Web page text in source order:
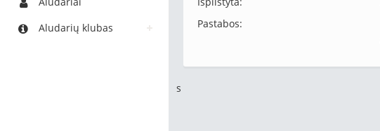
Aludarių klubas
Pastabos:
s